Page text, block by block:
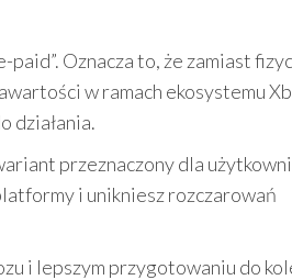
Oznacza to, że zamiast
w ramach ekosystemu
działania.
przeznaczony dla
i unikniesz rozczarowań
i lepszym przygotowaniu do